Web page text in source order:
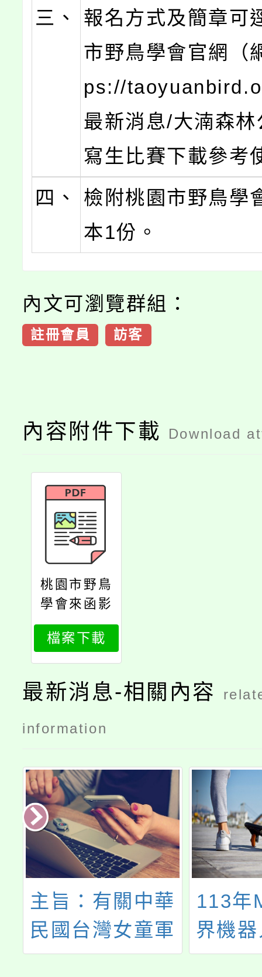
三、
報名方式及簡章可
市野鳥學會官網（
ps://
最新消息/大湳森
寫生比賽下載參考
四、
檢附桃園市野鳥學
本1份。
內文可瀏覽群組：
註冊會員 訪客
內容附件下載 Download
桃園市野鳥
學會來函影
本
檔案下載
最新消息-相關內容
information
主旨：有關中華
民國台灣女童軍
總會辦理「115
113年
界機
實